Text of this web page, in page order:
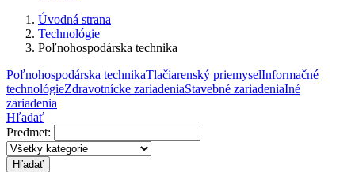
Úvodná strana
Technológie
Poľnohospodárska technika
Poľnohospodárska technikaTlačiarenský priemyselInformačné
technológieZdravotnícke zariadeniaStavebné zariadeniaIné
zariadenia
Hľadať
Predmet:
Hľadať